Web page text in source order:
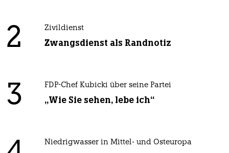
2 Zivildienst
Zwangsdienst als Randnotiz
3 FDP-Chef Kubicki über seine Partei
„Wie Sie sehen, lebe ich“
Niedrigwasser in Mittel- und Osteuropa